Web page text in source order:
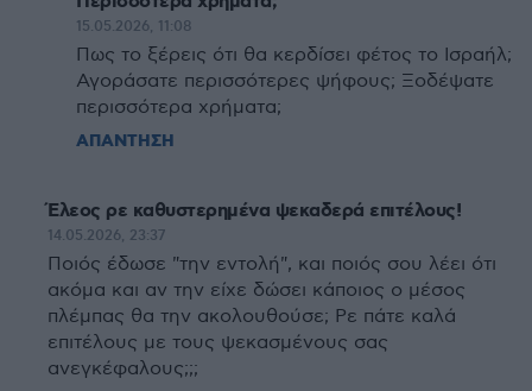
15.05.2026, 11:08
Πως το ξέρεις ότι θα κερδίσει φέτος το Ισραήλ;
Αγοράσατε περισσότερες ψήφους; Ξοδέψατε
περισσότερα χρήματα;
ΑΠΑΝΤΗΣΗ
Έλεος ρε καθυστερημένα ψεκαδερά επιτέλους!
14.05.2026, 23:37
Ποιός έδωσε "την εντολή", και ποιός σου λέει ότι
ακόμα και αν την είχε δώσει κάποιος ο μέσος
πλέμπας θα την ακολουθούσε; Ρε πάτε καλά
επιτέλους με τους ψεκασμένους σας
ανεγκέφαλους;;;